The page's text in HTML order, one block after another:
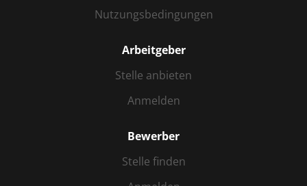
der Arbeit im offenen Konzept Sie bringen die
Fähigkeit zur Kommunikation und zum
Aufgabengebiet umfasst: Begleiten der Kinder in
ihrer Entwicklung entsprechend ihrer
der Bildungs- und Erziehungspartnerschaft mit
sich selbst und das bestehende Konzept...
Nutzungsbedingungen
Arbeitgeber
Stelle anbieten
Anmelden
Bewerber
Stelle finden